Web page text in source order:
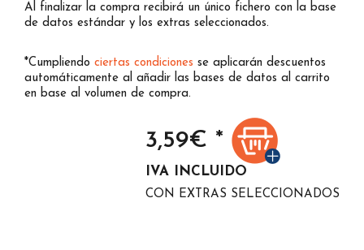
Al finalizar la compra recibirá un único fichero con la base
de datos estándar y los extras seleccionados.
*Cumpliendo ciertas condiciones se aplicarán descuentos
automáticamente al añadir las bases de datos al carrito
en base al volumen de compra.
3,59€ *
IVA INCLUIDO
CON EXTRAS SELECCIONADOS